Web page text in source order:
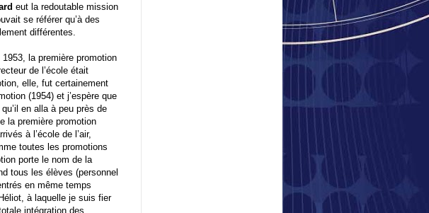
eut la redoutable mission
se référer qu’à des
différentes.
la première promotion
de l’école était
elle, fut certainement
(1954) et j’espère que
en alla à peu près de
la première promotion
à l’école de l’air,
toutes les promotions
porte le nom de la
tous les élèves (personnel
en même temps
à laquelle je suis fier
intégration des